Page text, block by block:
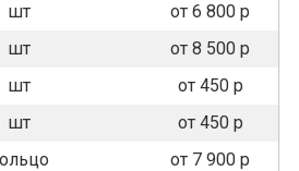
шт
от 6 800 р
шт
от 8 500 р
шт
от 450 р
шт
от 450 р
от 7 900 р